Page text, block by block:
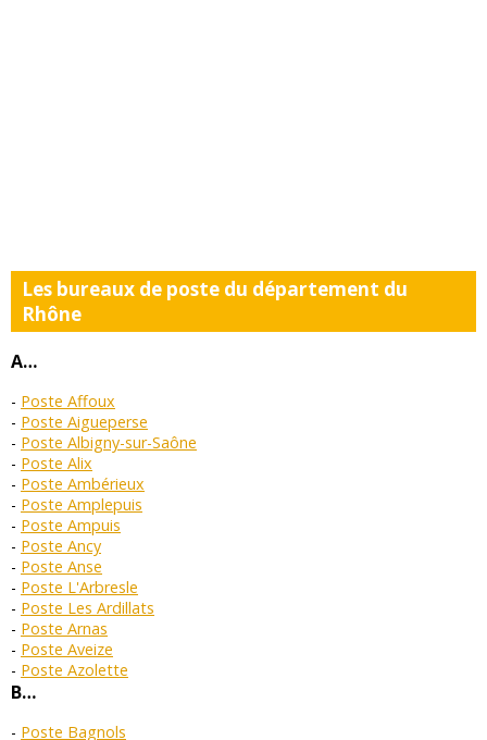
Les bureaux de poste du département du
Rhône
A…
Poste Affoux
Poste Aigueperse
Poste Albigny-sur-Saône
Poste Alix
Poste Ambérieux
Poste Amplepuis
Poste Ampuis
Poste Ancy
Poste Anse
Poste L'Arbresle
Poste Les Ardillats
Poste Arnas
Poste Aveize
Poste Azolette
B…
Poste Bagnols